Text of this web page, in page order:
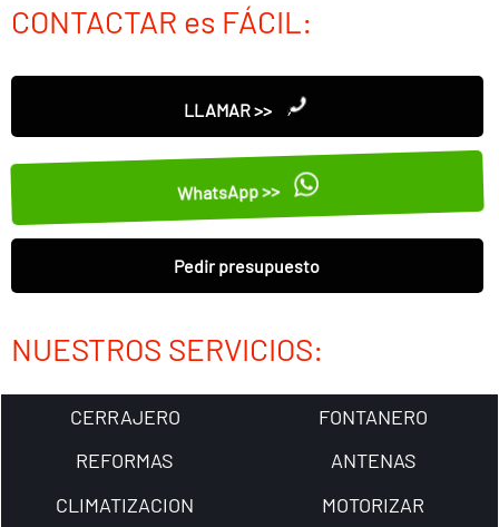
CONTACTAR es FÁCIL:
LLAMAR >>
WhatsApp >>
Pedir presupuesto
NUESTROS SERVICIOS:
CERRAJERO
FONTANERO
REFORMAS
ANTENAS
CLIMATIZACION
MOTORIZAR